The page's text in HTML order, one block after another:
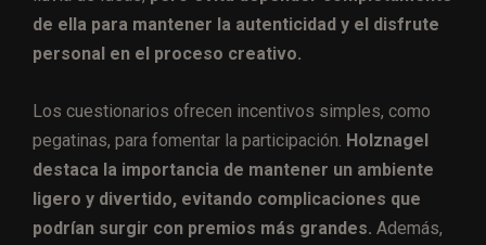
de ella para mantener la autenticidad y el disfrute
personal en el proceso creativo.
Los cuestionarios ofrecen incentivos simples, como
pegatinas, para fomentar la participación. Holznagel
destaca la importancia de mantener un ambiente
ligero y divertido, evitando complicaciones que
podrían surgir con premios más grandes. Además,